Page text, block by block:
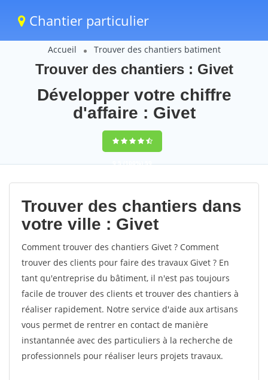
Chantier particulier
Accueil Trouver des chantiers batiment
Trouver des chantiers : Givet
Développer votre chiffre
d'affaire : Givet
9,5(100%)59
votes
Trouver des chantiers dans
votre ville : Givet
Comment trouver des chantiers Givet ? Comment
trouver des clients pour faire des travaux Givet ? En
tant qu'entreprise du bâtiment, il n'est pas toujours
facile de trouver des clients et trouver des chantiers à
réaliser rapidement. Notre service d'aide aux artisans
vous permet de rentrer en contact de manière
instantannée avec des particuliers à la recherche de
professionnels pour réaliser leurs projets travaux.